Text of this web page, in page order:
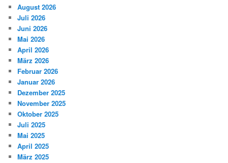
August 2026
Juli 2026
Juni 2026
Mai 2026
April 2026
März 2026
Februar 2026
Januar 2026
Dezember 2025
November 2025
Oktober 2025
Juli 2025
Mai 2025
April 2025
März 2025